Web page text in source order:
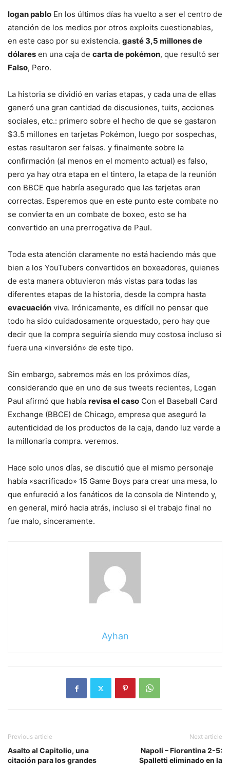
logan pablo En los últimos días ha vuelto a ser el centro de
atención de los medios por otros exploits cuestionables,
en este caso por su existencia. gasté 3,5 millones de
dólares en una caja de carta de pokémon, que resultó ser
Falso, Pero.
La historia se dividió en varias etapas, y cada una de ellas
generó una gran cantidad de discusiones, tuits, acciones
sociales, etc.: primero sobre el hecho de que se gastaron
$3.5 millones en tarjetas Pokémon, luego por sospechas,
estas resultaron ser falsas. y finalmente sobre la
confirmación (al menos en el momento actual) es falso,
pero ya hay otra etapa en el tintero, la etapa de la reunión
con BBCE que habría asegurado que las tarjetas eran
correctas. Esperemos que en este punto este combate no
se convierta en un combate de boxeo, esto se ha
convertido en una prerrogativa de Paul.
Toda esta atención claramente no está haciendo más que
bien a los YouTubers convertidos en boxeadores, quienes
de esta manera obtuvieron más vistas para todas las
diferentes etapas de la historia, desde la compra hasta
evacuación viva. Irónicamente, es difícil no pensar que
todo ha sido cuidadosamente orquestado, pero hay que
decir que la compra seguiría siendo muy costosa incluso si
fuera una «inversión» de este tipo.
Sin embargo, sabremos más en los próximos días,
considerando que en uno de sus tweets recientes, Logan
Paul afirmó que había revisa el caso Con el Baseball Card
Exchange (BBCE) de Chicago, empresa que aseguró la
autenticidad de los productos de la caja, dando luz verde a
la millonaria compra. veremos.
Hace solo unos días, se discutió que el mismo personaje
había «sacrificado» 15 Game Boys para crear una mesa, lo
que enfureció a los fanáticos de la consola de Nintendo y,
en general, miró hacia atrás, incluso si el trabajo final no
fue malo, sinceramente.
Ayhan
Previous article
Asalto al Capitolio, una
citación para los grandes
Next article
Napoli – Fiorentina 2-5:
Spalletti eliminado en la